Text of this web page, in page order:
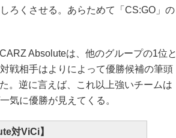
ろくさせる。あらためて「CS:GO」の
Absoluteは、他のグループの1位と
戦相手はよりによって優勝候補の筆頭
。逆に言えば、これ以上強いチームは
気に優勝が見えてくる。
対ViCi】